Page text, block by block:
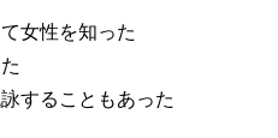
女性を知った
することもあった